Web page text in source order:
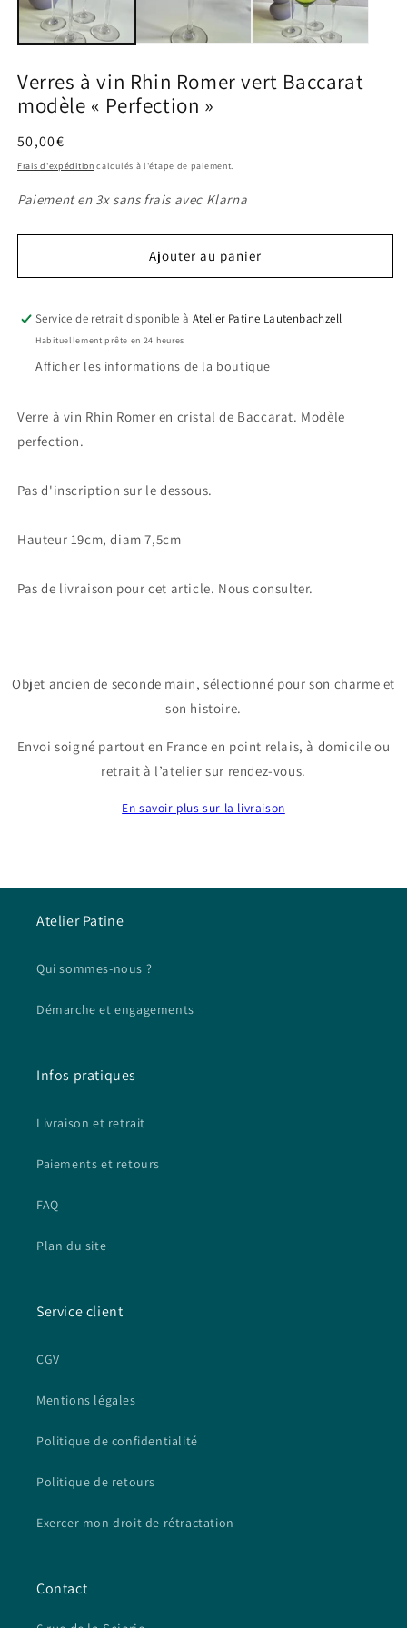
modale
Verres à vin Rhin Romer vert Baccarat
modèle « Perfection »
Prix
habituel
50,00€
Frais d'expédition calculés à l'étape de paiement.
Paiement en 3x sans frais avec Klarna
Ajouter au panier
Service de retrait disponible à Atelier Patine Lautenbachzell
Habituellement prête en 24 heures
Afficher les informations de la boutique
Verre à vin Rhin Romer en cristal de Baccarat. Modèle
perfection.
Pas d'inscription sur le dessous.
Hauteur 19cm, diam 7,5cm
Pas de livraison pour cet article. Nous consulter.
Objet ancien de seconde main, sélectionné pour son charme et
son histoire.
Envoi soigné partout en France en point relais, à domicile ou
retrait à l’atelier sur rendez-vous.
En savoir plus sur la livraison
Atelier Patine
Qui sommes-nous ?
Démarche et engagements
Infos pratiques
Livraison et retrait
Paiements et retours
FAQ
Plan du site
Service client
CGV
Mentions légales
Politique de confidentialité
Politique de retours
Exercer mon droit de rétractation
Contact